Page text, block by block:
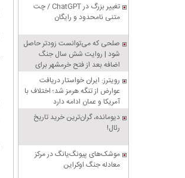
تغییر بزرگ در ChatGPT / چت
متنی نامحدود و رایگان
صلحی که می‌توانست زودتر حاصل
شود | روایت شش سال جنگ
اضافه بعد از فتح خرمشهر برای
تنبیه متجاوز
رویترز: ایران خواستار دریافت
عوارض از تنگه هرمز شد؛ اختلاف با
آمریکا و عمان ادامه دارد
دیومانده، گران‌ترین خرید تاریخ
رئال!
موشک‌های پیونگ‌یانگ در مرکز
معادله جنگ اوکراین